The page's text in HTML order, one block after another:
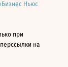
Ньюс
при
на